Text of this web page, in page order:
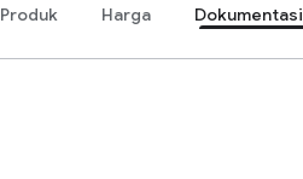
Produk Harga Dokumentasi